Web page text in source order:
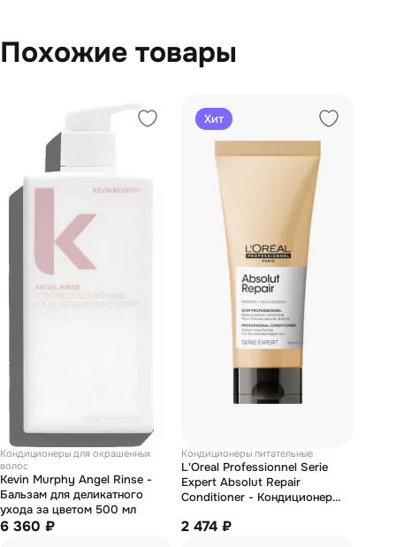
Похожие товары
Кондиционеры для окрашенных
волос
Kevin Murphy Angel Rinse -
Бальзам для деликатного
ухода за цветом 500 мл
6 360 ₽
Хит
Кондиционеры питательные
L'Oreal Professionnel Serie
Expert Absolut Repair
Conditioner - Кондиционер
поврежденных волос 200 мл
2 474 ₽